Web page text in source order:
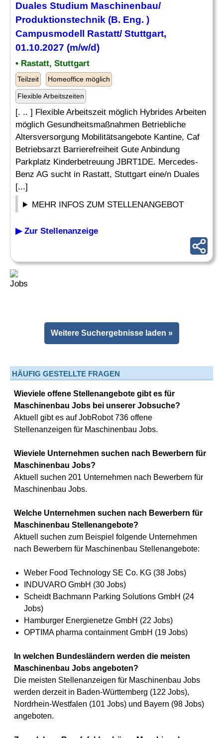
Duales Studium Maschinenbau/
Produktionstechnik (B. Eng. )
Campusmodell Rastatt/ Stuttgart,
01.10.2027 (m/w/d)
• Rastatt, Stuttgart
Teilzeit Homeoffice möglich
Flexible Arbeitszeiten
[. .. ] Flexible Arbeitszeit möglich Hybrides Arbeiten
möglich Gesundheitsmaßnahmen Betriebliche
Altersversorgung Mobilitätsangebote Kantine, Caf
Betriebsarzt Barrierefreiheit Gute Anbindung
Parkplatz Kinderbetreuung JBRT1DE. Mercedes-
Benz AG sucht in Rastatt, Stuttgart eine/n Duales
[...]
MEHR INFOS ZUM STELLENANGEBOT
▶ Zur Stellenanzeige
Weitere Suchergebnisse laden »
HÄUFIG GESTELLTE FRAGEN
Wieviele offene Stellenangebote gibt es für
Maschinenbau Jobs bei unserer Jobsuche?
Aktuell gibt es auf JobRobot 736 offene
Stellenanzeigen für Maschinenbau Jobs.
Wieviele Unternehmen suchen nach Bewerbern für
Maschinenbau Jobs?
Aktuell suchen 201 Unternehmen nach Bewerbern für
Maschinenbau Jobs.
Welche Unternehmen suchen nach Bewerbern für
Maschinenbau Stellenangebote?
Aktuell suchen zum Beispiel folgende Unternehmen
nach Bewerbern für Maschinenbau Stellenangebote:
Weber Food Technology SE Co. KG (38 Jobs)
INDUVARO GmbH (30 Jobs)
Scheidt Bachmann Parking Solutions GmbH (24
Jobs)
Hamburger Energienetze GmbH (22 Jobs)
OPTIMA pharma containment GmbH (19 Jobs)
In welchen Bundesländern werden die meisten
Maschinenbau Jobs angeboten?
Die meisten Stellenanzeigen für Maschinenbau Jobs
werden derzeit in Baden-Württemberg (122 Jobs),
Nordrhein-Westfalen (101 Jobs) und Bayern (98 Jobs)
angeboten.